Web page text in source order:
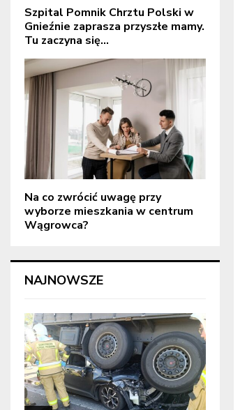
Szpital Pomnik Chrztu Polski w
Gnieźnie zaprasza przyszłe mamy.
Tu zaczyna się...
Na co zwrócić uwagę przy
wyborze mieszkania w centrum
Wągrowca?
NAJNOWSZE